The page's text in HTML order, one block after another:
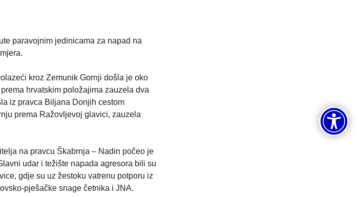
paravojnim jedinicama za napad na
kroz Zemunik Gornji došla je oko
hrvatskim položajima zauzela dva
iz pravca Biljana Donjih cestom
prema Ražovljevoj glavici, zauzela
na pravcu Škabrnja – Nadin počeo je
udar i težište napada agresora bili su
gdje su uz žestoku vatrenu potporu iz
pješačke snage četnika i JNA.